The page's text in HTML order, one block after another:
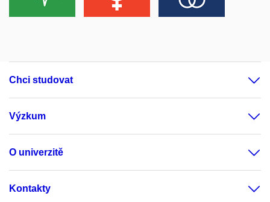
Chci studovat
Výzkum
O univerzitě
Kontakty